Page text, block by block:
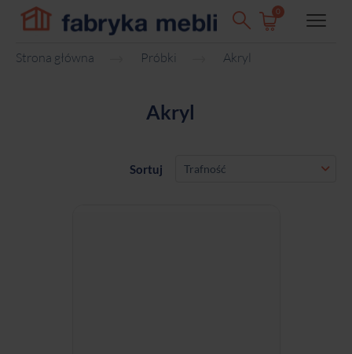
0
Strona główna Próbki Akryl
Akryl
Sortuj Trafność